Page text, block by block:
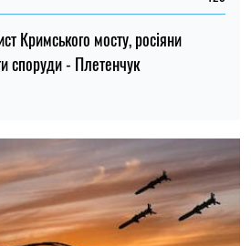
Кримського мосту, росіяни
споруди - Плетенчук